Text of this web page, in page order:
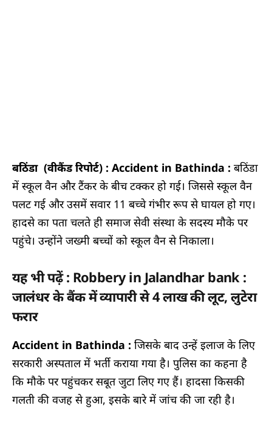
बठिंडा (वीकैंड रिपोर्ट) : Accident in Bathinda : बठिंडा
में स्कूल वैन और टैंकर के बीच टक्कर हो गई। जिससे स्कूल वैन
पलट गई और उसमें सवार 11 बच्चे गंभीर रूप से घायल हो गए।
हादसे का पता चलते ही समाज सेवी संस्था के सदस्य मौके पर
पहुंचे। उन्होंने जख्मी बच्चों को स्कूल वैन से निकाला।
यह भी पढ़ें : Robbery in Jalandhar bank :
जालंधर के बैंक में व्यापारी से 4 लाख की लूट, लुटेरा
फरार
Accident in Bathinda : जिसके बाद उन्हें इलाज के लिए
सरकारी अस्पताल में भर्ती कराया गया है। पुलिस का कहना है
कि मौके पर पहुंचकर सबूत जुटा लिए गए हैं। हादसा किसकी
गलती की वजह से हुआ, इसके बारे में जांच की जा रही है।